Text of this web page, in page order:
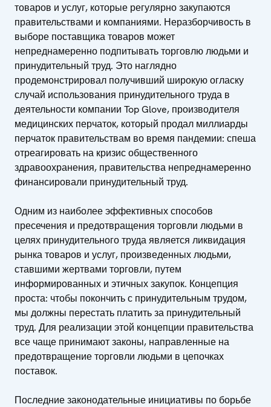
товаров и услуг, которые регулярно закупаются
правительствами и компаниями. Неразборчивость в
выборе поставщика товаров может
непреднамеренно подпитывать торговлю людьми и
принудительный труд. Это наглядно
продемонстрировал получивший широкую огласку
случай использования принудительного труда в
деятельности компании Top Glove, производителя
медицинских перчаток, который продал миллиарды
перчаток правительствам во время пандемии: спеша
отреагировать на кризис общественного
здравоохранения, правительства непреднамеренно
финансировали принудительный труд.
Одним из наиболее эффективных способов
пресечения и предотвращения торговли людьми в
целях принудительного труда является ликвидация
рынка товаров и услуг, произведенных людьми,
ставшими жертвами торговли, путем
информированных и этичных закупок. Концепция
проста: чтобы покончить с принудительным трудом,
мы должны перестать платить за принудительный
труд. Для реализации этой концепции правительства
все чаще принимают законы, направленные на
предотвращение торговли людьми в цепочках
поставок.
Последние законодательные инициативы по борьбе